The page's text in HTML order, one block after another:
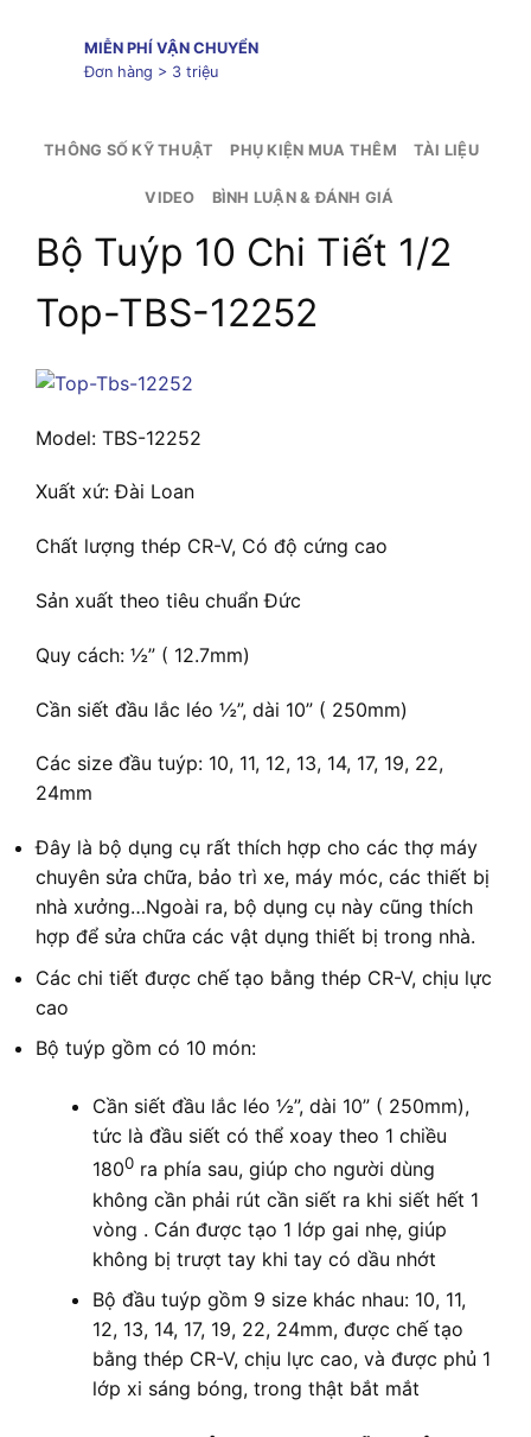
MIỄN PHÍ VẬN CHUYỂN
Đơn hàng > 3 triệu
THÔNG SỐ KỸ THUẬT PHỤ KIỆN MUA THÊM TÀI LIỆU
VIDEO BÌNH LUẬN & ĐÁNH GIÁ
Bộ Tuýp 10 Chi Tiết 1/2
Top-TBS-12252
Model: TBS-12252
Xuất xứ: Đài Loan
Chất lượng thép CR-V, Có độ cứng cao
Sản xuất theo tiêu chuẩn Đức
Quy cách: ½” ( 12.7mm)
Cần siết đầu lắc léo ½”, dài 10” ( 250mm)
Các size đầu tuýp: 10, 11, 12, 13, 14, 17, 19, 22,
24mm
Đây là bộ dụng cụ rất thích hợp cho các thợ máy
chuyên sửa chữa, bảo trì xe, máy móc, các thiết bị
nhà xưởng…Ngoài ra, bộ dụng cụ này cũng thích
hợp để sửa chữa các vật dụng thiết bị trong nhà.
Các chi tiết được chế tạo bằng thép CR-V, chịu lực
cao
Bộ tuýp gồm có 10 món:
Cần siết đầu lắc léo ½”, dài 10” ( 250mm),
tức là đầu siết có thể xoay theo 1 chiều
1800 ra phía sau, giúp cho người dùng
không cần phải rút cần siết ra khi siết hết 1
vòng . Cán được tạo 1 lớp gai nhẹ, giúp
không bị trượt tay khi tay có dầu nhớt
Bộ đầu tuýp gồm 9 size khác nhau: 10, 11,
12, 13, 14, 17, 19, 22, 24mm, được chế tạo
bằng thép CR-V, chịu lực cao, và được phủ 1
lớp xi sáng bóng, trong thật bắt mắt